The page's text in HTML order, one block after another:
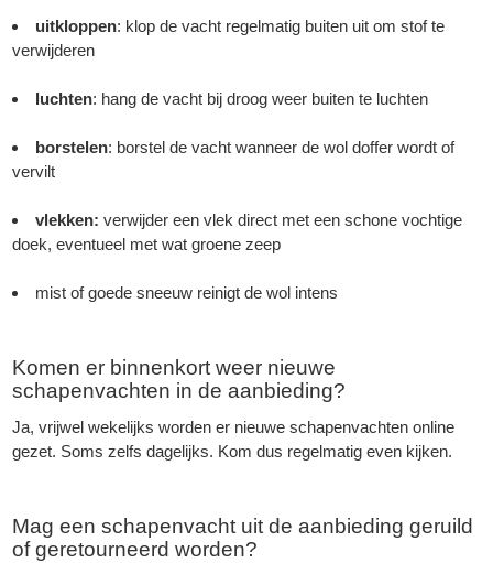
uitkloppen: klop de vacht regelmatig buiten uit om stof te
verwijderen
luchten: hang de vacht bij droog weer buiten te luchten
borstelen: borstel de vacht wanneer de wol doffer wordt of
vervilt
vlekken: verwijder een vlek direct met een schone vochtige
doek, eventueel met wat groene zeep
mist of goede sneeuw reinigt de wol intens
Komen er binnenkort weer nieuwe
schapenvachten in de aanbieding?
Ja, vrijwel wekelijks worden er nieuwe schapenvachten online
gezet. Soms zelfs dagelijks. Kom dus regelmatig even kijken.
Mag een schapenvacht uit de aanbieding geruild
of geretourneerd worden?